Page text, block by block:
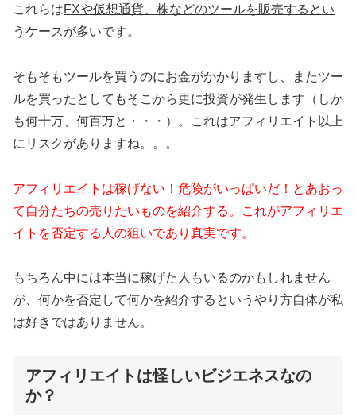
これらはFXや仮想通貨、株などのツールを販売するとい
うケースが多いです。
そもそもツールを買うのにお金がかかりますし、またツー
ルを買ったとしてもそこから更に投資が発生します（しか
も何十万、何百万と・・・）。これはアフィリエイト以上
にリスクがありますね。。。
アフィリエイトは稼げない！危険がいっぱいだ！とあおっ
て自分たちの売りたいものを紹介する。これがアフィリエ
イトを否定する人の狙いであり真実です。
もちろん中には本当に稼げた人もいるのかもしれません
が、何かを否定して何かを紹介するというやり方自体が私
は好きではありません。
アフィリエイトは怪しいビジエネスなの
か？